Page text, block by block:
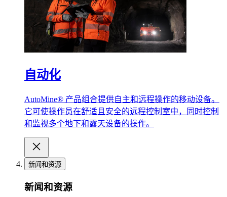
自动化
AutoMine® 产品组合提供自主和远程操作的移动设备。
它可使操作员在舒适且安全的远程控制室中，同时控制
和监视多个地下和露天设备的操作。
新闻和资源
新闻和资源